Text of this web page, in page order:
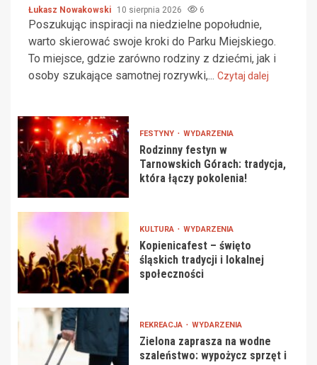
Łukasz Nowakowski 10 sierpnia 2026 6
Poszukując inspiracji na niedzielne popołudnie,
warto skierować swoje kroki do Parku Miejskiego.
To miejsce, gdzie zarówno rodziny z dziećmi, jak i
osoby szukające samotnej rozrywki,... Czytaj dalej
FESTYNY WYDARZENIA
Rodzinny festyn w
Tarnowskich Górach: tradycja,
która łączy pokolenia!
KULTURA WYDARZENIA
Kopienicafest – święto
śląskich tradycji i lokalnej
społeczności
REKREACJA WYDARZENIA
Zielona zaprasza na wodne
szaleństwo: wypożycz sprzęt i